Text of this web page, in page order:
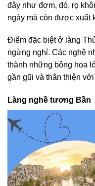
đây như đơm, đó, rọ
ngày mà còn được xuất
Điểm đặc biệt ở làng
ngừng nghỉ. Các nghệ
thành những bông hoa
gần gũi và thân thiện
Làng nghề tương Bần